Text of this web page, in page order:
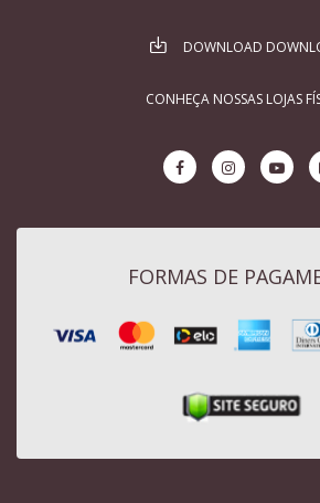
DOWNLOAD
CONHEÇA NOSSAS LOJAS
FORMAS DE